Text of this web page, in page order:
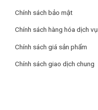
Chính sách bảo mật
Chính sách hàng hóa dịch vụ
Chính sách giá sản phẩm
Chính sách giao dịch chung